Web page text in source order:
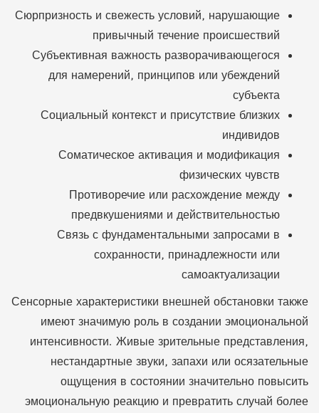
Сюрпризность и свежесть условий, нарушающие
привычный течение происшествий
Субъективная важность разворачивающегося
для намерений, принципов или убеждений
субъекта
Социальный контекст и присутствие близких
индивидов
Соматическое активация и модификация
физических чувств
Противоречие или расхождение между
предвкушениями и действительностью
Связь с фундаментальными запросами в
сохранности, принадлежности или
самоактуализации
Сенсорные характеристики внешней обстановки также
имеют значимую роль в создании эмоциональной
интенсивности. Живые зрительные представления,
нестандартные звуки, запахи или осязательные
ощущения в состоянии значительно повысить
эмоциональную реакцию и превратить случай более